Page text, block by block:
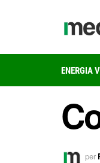
ENERGIA
per